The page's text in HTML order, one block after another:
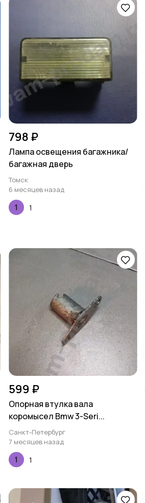
798 ₽
Лампа освещения багажника/
багажная дверь
Томск
6 месяцев назад
1
599 ₽
Опорная втулка вала
коромысел Bmw 3-Seri...
Санкт-Петербург
7 месяцев назад
1